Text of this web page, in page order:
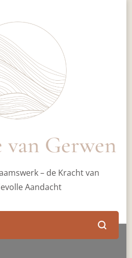
Gerwen
– de Kracht van
Aandacht